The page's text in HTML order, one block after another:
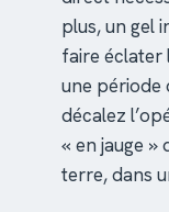
plus, un gel
faire éclater
une période
décalez
« en jauge »
terre, dans